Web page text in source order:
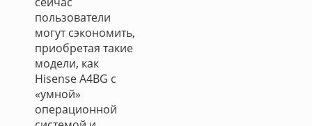
пользователи
могут сэкономить,
приобретая такие
модели, как
Hisense A4BG c
«умной»
операционной